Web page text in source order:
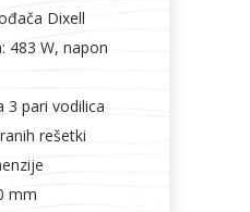
Dixell
483 W, napon
3 pari vodilica
rešetki
mm